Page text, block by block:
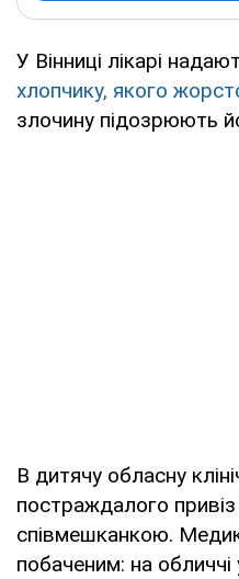
У Вінниці лікарі
хлопчику, якого
злочину підозрюють
В дитячу обласну
постраждалого привіз
співмешканкою.
побаченим: на